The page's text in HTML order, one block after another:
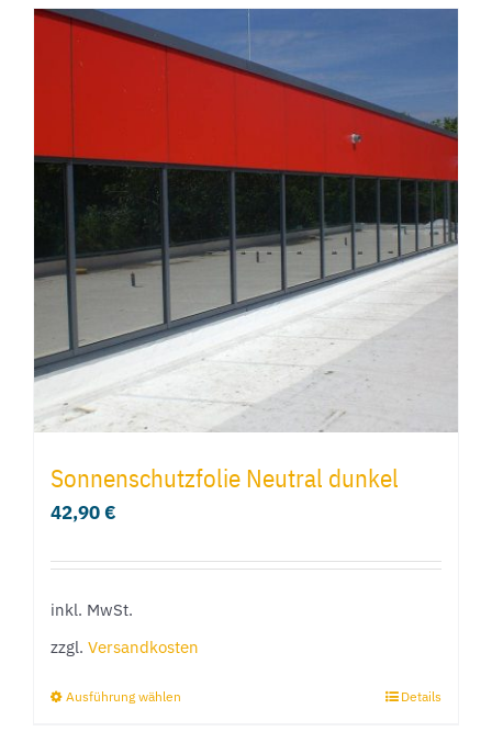
Sonnenschutzfolie Neutral dunkel
42,90€
inkl. MwSt.
zzgl. Versandkosten
Ausführung wählen Details